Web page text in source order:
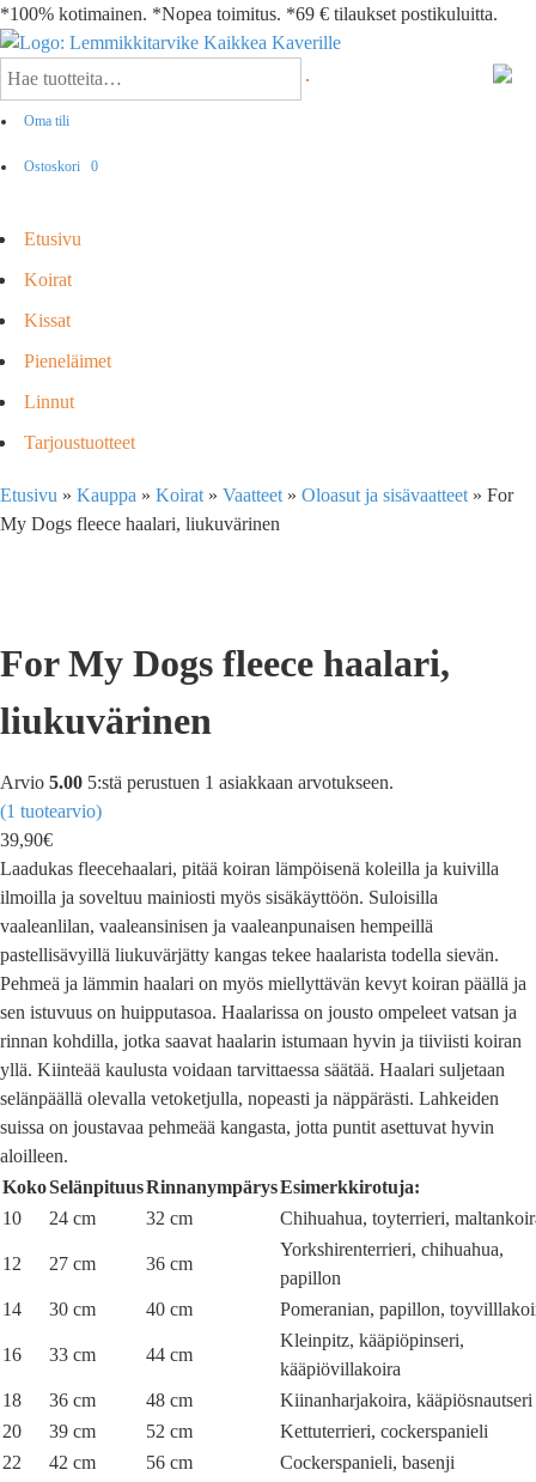
*100% kotimainen. *Nopea toimitus. *69 € tilaukset postikuluitta.
Oma tili
Ostoskori 0
Etusivu
Koirat
Kissat
Pieneläimet
Linnut
Tarjoustuotteet
Etusivu » Kauppa » Koirat » Vaatteet » Oloasut ja sisävaatteet » For
My Dogs fleece haalari, liukuvärinen
For My Dogs fleece haalari,
liukuvärinen
Arvio 5.00 5:stä perustuen 1 asiakkaan arvotukseen.
(1 tuotearvio)
39,90€
Laadukas fleecehaalari, pitää koiran lämpöisenä koleilla ja kuivilla
ilmoilla ja soveltuu mainiosti myös sisäkäyttöön. Suloisilla
vaaleanlilan, vaaleansinisen ja vaaleanpunaisen hempeillä
pastellisävyillä liukuvärjätty kangas tekee haalarista todella sievän.
Pehmeä ja lämmin haalari on myös miellyttävän kevyt koiran päällä ja
sen istuvuus on huipputasoa. Haalarissa on jousto ompeleet vatsan ja
rinnan kohdilla, jotka saavat haalarin istumaan hyvin ja tiiviisti koiran
yllä. Kiinteää kaulusta voidaan tarvittaessa säätää. Haalari suljetaan
selänpäällä olevalla vetoketjulla, nopeasti ja näppärästi. Lahkeiden
suissa on joustavaa pehmeää kangasta, jotta puntit asettuvat hyvin
aloilleen.
KokoSelänpituusRinnanympärysEsimerkkirotuja:
10
24 cm 32 cm Chihuahua, toyterrieri,
12 27 cm 36 cm
Yorkshirenterrieri, chihuahua,
papillon
14
30 cm 40 cm Pomeranian, papillon,
16 33 cm 44 cm
Kleinpitz, kääpiöpinseri,
kääpiövillakoira
18
36 cm 48 cm
Kiinanharjakoira, kääpiösnautseri
20
39 cm 52 cm
Kettuterrieri, cockerspanieli
22
42 cm 56 cm
Cockerspanieli, basenji